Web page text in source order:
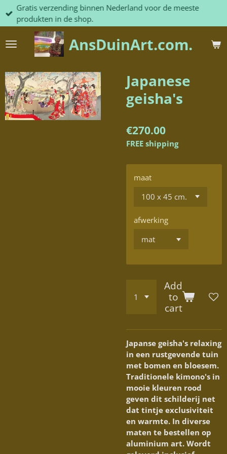
Skip
content
AnsDuinArt.com.
Gratis verzending binnen Nederland voor de meeste
produkten in de shop.
Japanese
geisha's
€270.00
FREE shipping
maat
afwerking
Add
to
cart
Japanse geisha's relaxing
in een rustgevende tuin
met bomen en bloesem.
Traditionele kimono's in
mooie kleuren rood
geven dit schilderij net
dat tintje exclusiviteit
en warmte. In diverse
maten te bestellen op
aluminium art. Wordt